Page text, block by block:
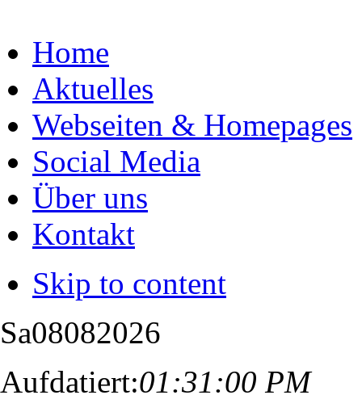
Home
Aktuelles
Webseiten & Homepages
Social Media
Über uns
Kontakt
Skip to content
Sa08082026
Aufdatiert:01:31:00 PM